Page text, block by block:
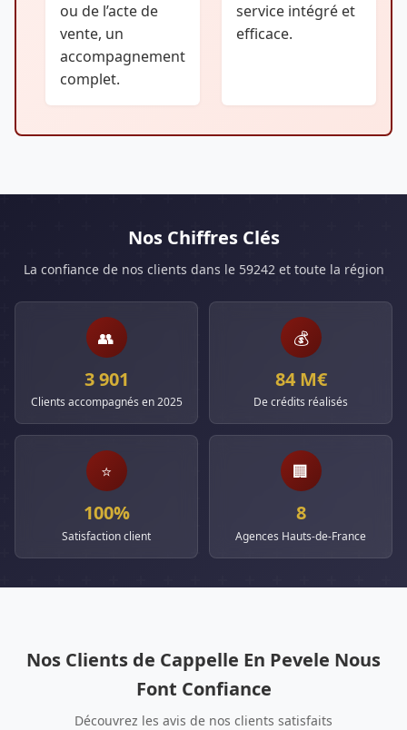
ou de l’acte de
vente, un
accompagnement
complet.
service intégré et
efficace.
Nos Chiffres Clés
La confiance de nos clients dans le 59242 et toute la région
👥
3 901
Clients accompagnés en 2025
💰
84 M€
De crédits réalisés
⭐
100%
Satisfaction client
🏢
8
Agences Hauts-de-France
Nos Clients de Cappelle En Pevele Nous
Font Confiance
Découvrez les avis de nos clients satisfaits